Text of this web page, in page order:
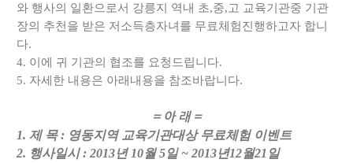
와 행사의 일환으로서 강릉지 역내 초,중,고 교육기관중 기관
장의 추천을 받은 저소득층자녀를 무료체험진행하고자 합니
다.
4. 이에 귀 기관의 협조를 요청드립니다.
5. 자세한 내용은 아래내용을 참조바랍니다.
= 아 래 =
1. 제 목 : 영동지역 교육기관대상 무료체험 이벤트
2. 행사일시 : 2013년 10월 5일 ~ 2013년12월21일